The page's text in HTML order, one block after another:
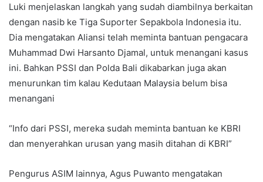
Luki menjelaskan langkah yang sudah diambilnya berkaitan
dengan nasib ke Tiga Suporter Sepakbola Indonesia itu.
Dia mengatakan Aliansi telah meminta bantuan pengacara
Muhammad Dwi Harsanto Djamal, untuk menangani kasus
ini. Bahkan PSSI dan Polda Bali dikabarkan juga akan
menurunkan tim kalau Kedutaan Malaysia belum bisa
menangani
“Info dari PSSI, mereka sudah meminta bantuan ke KBRI
dan menyerahkan urusan yang masih ditahan di KBRI”
Pengurus ASIM lainnya, Agus Puwanto mengatakan